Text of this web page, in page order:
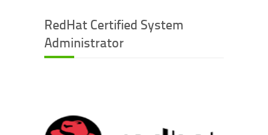
RedHat Certified System
Administrator